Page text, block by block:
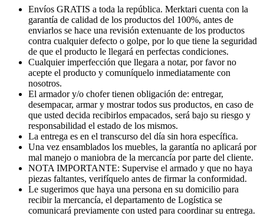
Envíos GRATIS a toda la república. Merktari cuenta con la
garantía de calidad de los productos del 100%, antes de
enviarlos se hace una revisión extenuante de los productos
contra cualquier defecto o golpe, por lo que tiene la seguridad
de que el producto le llegará en perfectas condiciones.
Cualquier imperfección que llegara a notar, por favor no
acepte el producto y comuníquelo inmediatamente con
nosotros.
El armador y/o chofer tienen obligación de: entregar,
desempacar, armar y mostrar todos sus productos, en caso de
que usted decida recibirlos empacados, será bajo su riesgo y
responsabilidad el estado de los mismos.
La entrega es en el transcurso del día sin hora específica.
Una vez ensamblados los muebles, la garantía no aplicará por
mal manejo o maniobra de la mercancía por parte del cliente.
NOTA IMPORTANTE: Supervise el armado y que no haya
piezas faltantes, verifíquelo antes de firmar la conformidad.
Le sugerimos que haya una persona en su domicilio para
recibir la mercancía, el departamento de Logística se
comunicará previamente con usted para coordinar su entrega.